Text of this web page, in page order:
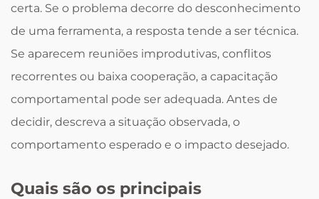
certa. Se o problema decorre do desconhecimento
de uma ferramenta, a resposta tende a ser técnica.
Se aparecem reuniões improdutivas, conflitos
recorrentes ou baixa cooperação, a capacitação
comportamental pode ser adequada. Antes de
decidir, descreva a situação observada, o
comportamento esperado e o impacto desejado.
Quais são os principais